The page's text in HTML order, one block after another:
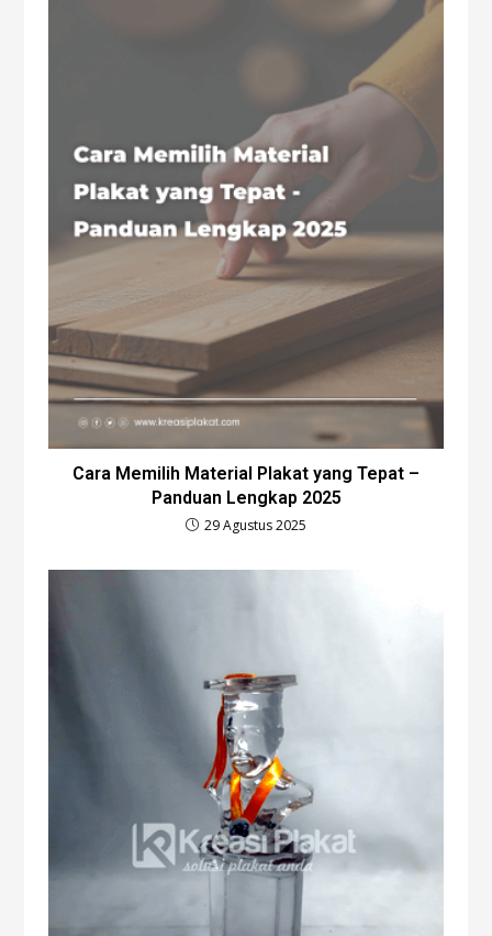
Cara Memilih Material Plakat yang Tepat –
Panduan Lengkap 2025
29 Agustus 2025